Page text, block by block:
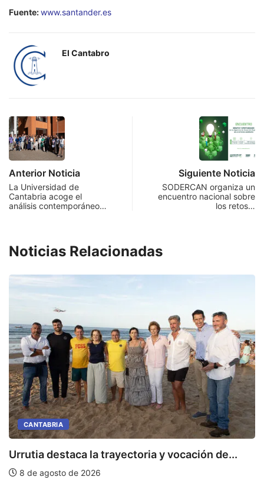
Fuente:www.santander.es
El Cantabro
Anterior Noticia
La Universidad de
Cantabria acoge el
análisis contemporáneo…
Siguiente Noticia
SODERCAN organiza un
encuentro nacional sobre
los retos…
Noticias Relacionadas
CANTABRIA
Urrutia destaca la trayectoria y vocación de...
8 de agosto de 2026